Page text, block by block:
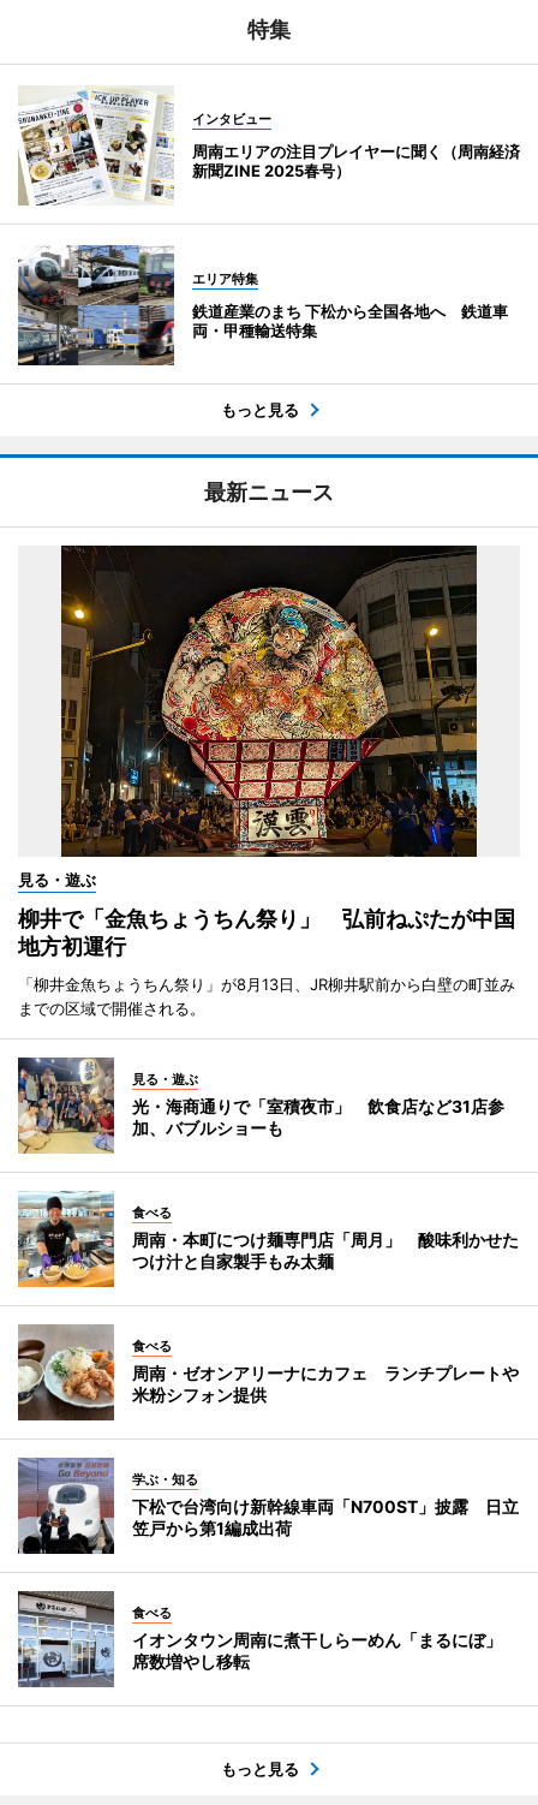
特集
インタビュー
周南エリアの注目プレイヤーに聞く（周南経済
新聞ZINE 2025春号）
エリア特集
鉄道産業のまち 下松から全国各地へ 鉄道車
両・甲種輸送特集
もっと見る
最新ニュース
見る・遊ぶ
柳井で「金魚ちょうちん祭り」 弘前ねぷたが中国
地方初運行
「柳井金魚ちょうちん祭り」が8月13日、JR柳井駅前から白壁の町並み
までの区域で開催される。
見る・遊ぶ
光・海商通りで「室積夜市」 飲食店など31店参
加、バブルショーも
食べる
周南・本町につけ麺専門店「周月」 酸味利かせた
つけ汁と自家製手もみ太麺
食べる
周南・ゼオンアリーナにカフェ ランチプレートや
米粉シフォン提供
学ぶ・知る
下松で台湾向け新幹線車両「N700ST」披露 日立
笠戸から第1編成出荷
食べる
イオンタウン周南に煮干しらーめん「まるにぼ」
席数増やし移転
もっと見る